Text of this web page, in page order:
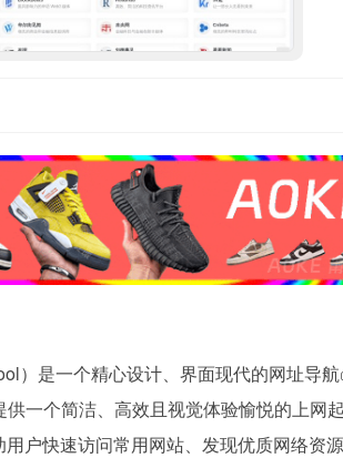
）是一个精心设计、界面现代的网址导航
一个简洁、高效且视觉体验愉悦的上网
户快速访问常用网站、发现优质网络资